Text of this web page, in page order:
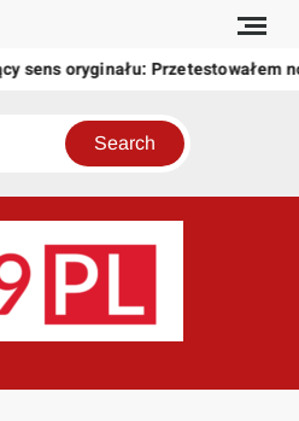
oryginału: Przetestowałem
świat